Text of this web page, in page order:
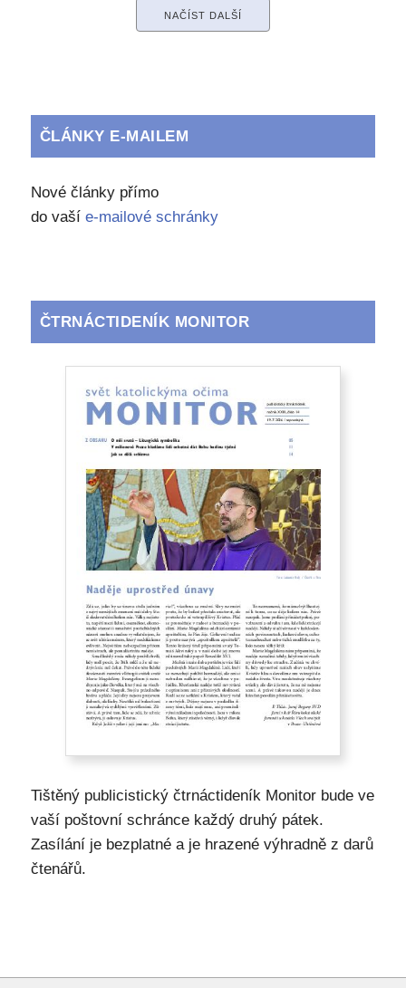
NAČÍST DALŠÍ
ČLÁNKY E-MAILEM
Nové články přímo
do vaší e-mailové schránky
ČTRNÁCTIDENÍK MONITOR
Tištěný publicistický čtrnáctideník Monitor bude ve
vaší poštovní schránce každý druhý pátek.
Zasílání je bezplatné a je hrazené výhradně z darů
čtenářů.